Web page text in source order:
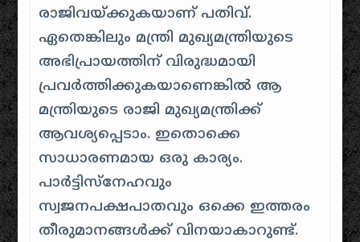
രാജിവയ്ക്കുകയാണ് പതിവ്.
ഏതെങ്കിലും മന്ത്രി മുഖ്യമന്ത്രിയുടെ
അഭിപ്രായത്തിന് വിരുദ്ധമായി
പ്രവർത്തിക്കുകയാണെങ്കിൽ ആ
മന്ത്രിയുടെ രാജി മുഖ്യമന്ത്രിക്ക്
ആവശ്യപ്പെടാം. ഇതൊക്കെ
സാധാരണമായ ഒരു കാര്യം.
പാർട്ടിസ്നേഹവും
സ്വജനപക്ഷപാതവും ഒക്കെ ഇത്തരം
തീരുമാനങ്ങൾക്ക് വിനയാകാറുണ്ട്.